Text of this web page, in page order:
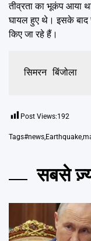
तीव्रता का भूकंप आया
घायल हुए थे। इसके बाद
किए जा रहे हैं।
सिमरन बिंजोला
Post Views:192
Tags#news,Earthquake,
सबसे